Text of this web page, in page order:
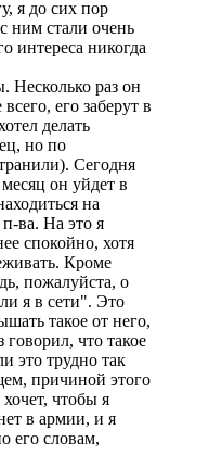
я до сих пор
ним стали очень
интереса никогда
Несколько раз он
его заберут в
делать
но по
Сегодня
он уйдет в
на
ва. На это я
спокойно, хотя
Кроме
пожалуйста, о
я в сети". Это
такое от него,
что такое
это трудно так
причиной этого
чтобы я
в армии, и я
его словам,